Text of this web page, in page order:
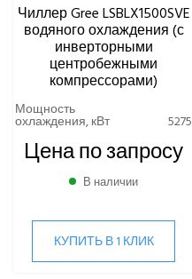
Чиллер Gree LSBLX1500SVE
водяного охлаждения (с
инверторными
центробежными
компрессорами)
Мощность
охлаждения, кВт 5275
Цена по запросу
В наличии
КУПИТЬ В 1 КЛИК